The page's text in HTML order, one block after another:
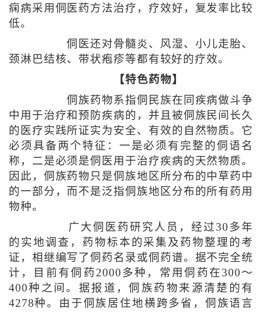
痫病采用侗医药方法治疗，疗效好，复发率比较
低。
侗医还对骨髓炎、风湿、小儿走胎、
颈淋巴结核、带状疱疹等都有较好的疗效。
【特色药物】
侗族药物系指侗民族在同疾病做斗争
中用于治疗和预防疾病的，并且被侗族民间长久
的医疗实践所证实为安全、有效的自然物质。它
必须具备两个特征：一是必须有完整的侗语名
称，二是必须是侗医用于治疗疾病的天然物质。
因此，侗族药物只是侗族地区所分布的中草药中
的一部分，而不是泛指侗族地区分布的所有药用
物种。
广大侗医药研究人员，经过30多年
的实地调查，药物标本的采集及药物整理的考
证，相继编写了侗药名录或侗药谱。据不完全统
计，目前有侗药2000多种，常用侗药在300～
400种之间。据报道，侗族药物来源清楚的有
4278种。由于侗族居住地横跨多省，侗族语言